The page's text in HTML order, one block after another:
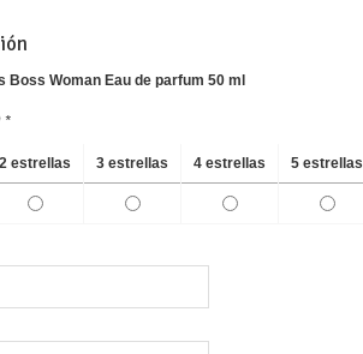
Boss Woman Eau de parfum 50 ml
*
2 estrellas 3 estrellas 4 estrellas 5 estrellas